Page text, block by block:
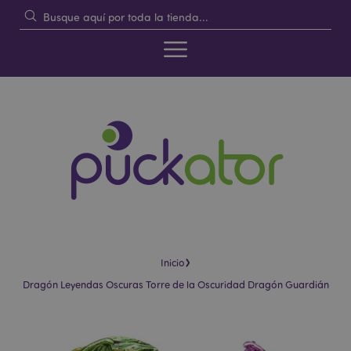
Inicio›
Dragón Leyendas Oscuras Torre de la Oscuridad Dragón Guardián